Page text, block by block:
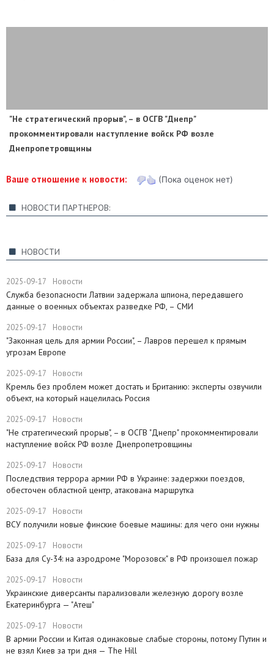
"Не стратегический прорыв", – в ОСГВ "Днепр"
прокомментировали наступление войск РФ возле
Днепропетровщины
Ваше отношение к новости: (Пока оценок нет)
НОВОСТИ ПАРТНЕРОВ:
НОВОСТИ
2025-09-17 Новости
Служба безопасности Латвии задержала шпиона, передавшего
данные о военных объектах разведке РФ, – СМИ
2025-09-17 Новости
"Законная цель для армии России", – Лавров перешел к прямым
угрозам Европе
2025-09-17 Новости
​Кремль без проблем может достать и Британию: эксперты озвучили
объект, на который нацелилась Россия
2025-09-17 Новости
"Не стратегический прорыв", – в ОСГВ "Днепр" прокомментировали
наступление войск РФ возле Днепропетровщины
2025-09-17 Новости
Последствия террора армии РФ в Украине: задержки поездов,
обесточен областной центр, атакована маршрутка
2025-09-17 Новости
ВСУ получили новые финские боевые машины: для чего они нужны
2025-09-17 Новости
База для Су-34: на аэродроме "Морозовск" в РФ произошел пожар
2025-09-17 Новости
Украинские диверсанты парализовали железную дорогу возле
Екатеринбурга — "Атеш"
2025-09-17 Новости
​В армии России и Китая одинаковые слабые стороны, потому Путин и
не взял Киев за три дня — The Hill